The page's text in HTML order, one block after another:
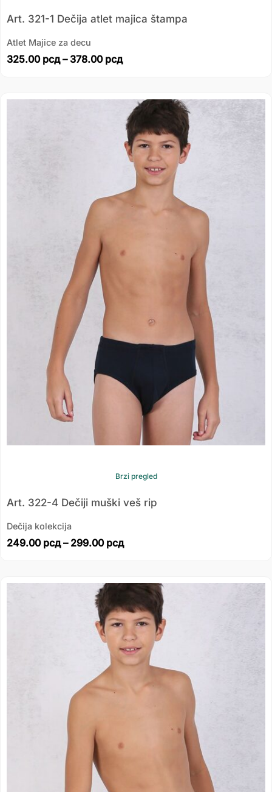
Art. 321-1 Dečija atlet majica štampa
Atlet Majice za decu
325.00 рсд – 378.00 рсд
Brzi pregled
Art. 322-4 Dečiji muški veš rip
Dečija kolekcija
249.00 рсд – 299.00 рсд
Распон
цена:
од
249.00 рсд
до
299.00 рсд
Распон
цена:
од
249.00 рсд
до
299.00 рсд